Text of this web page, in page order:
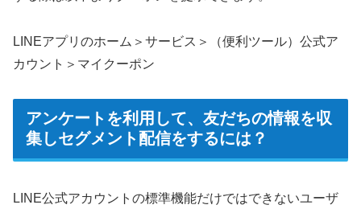
LINEアプリのホーム＞サービス＞（便利ツール）公式ア
カウント＞マイクーポン
アンケートを利用して、友だちの情報を収
集しセグメント配信をするには？
LINE公式アカウントの標準機能だけではできないユーザ